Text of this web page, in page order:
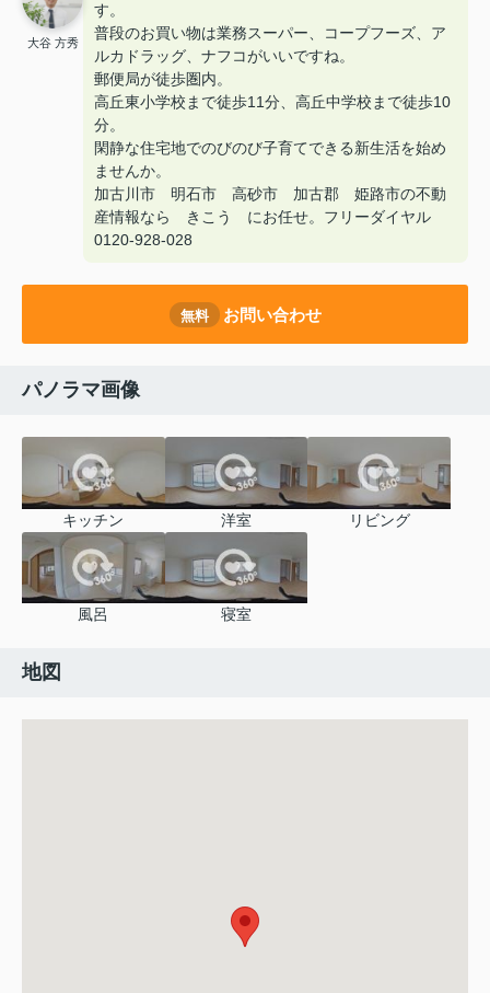
大谷 方秀
す。
普段のお買い物は業務スーパー、コープフーズ、ア
ルカドラッグ、ナフコがいいですね。
郵便局が徒歩圏内。
高丘東小学校まで徒歩11分、高丘中学校まで徒歩10
分。
閑静な住宅地でのびのび子育てできる新生活を始め
ませんか。
加古川市 明石市 高砂市 加古郡 姫路市の不動
産情報なら きこう にお任せ。フリーダイヤル
0120-928-028
無料 お問い合わせ
パノラマ画像
キッチン 洋室 リビング
風呂 寝室
地図